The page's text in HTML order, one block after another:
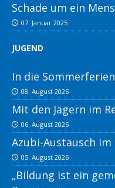
Schade um ein
07. Januar 2025
JUGEND
In die
08. August 2026
Mit den Jägern im
06. August 2026
Azubi-Austausch
05. August 2026
„Bildung ist ein